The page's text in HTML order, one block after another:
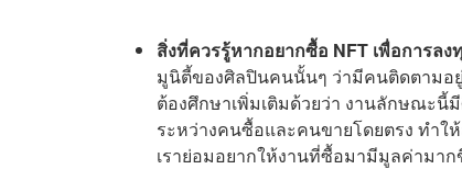
สิ่งที่ควรรู้หากอยากซื้อ NFT เพื่อการลง
มูนิตี้ของศิลปินคนนั้นๆ ว่ามีคนติดตามอยู่
ต้องศึกษาเพิ่มเติมด้วยว่า งานลักษณะนี้
ระหว่างคนซื้อและคนขายโดยตรง ทำใ
เราย่อมอยากให้งานที่ซื้อมามีมูลค่ามา